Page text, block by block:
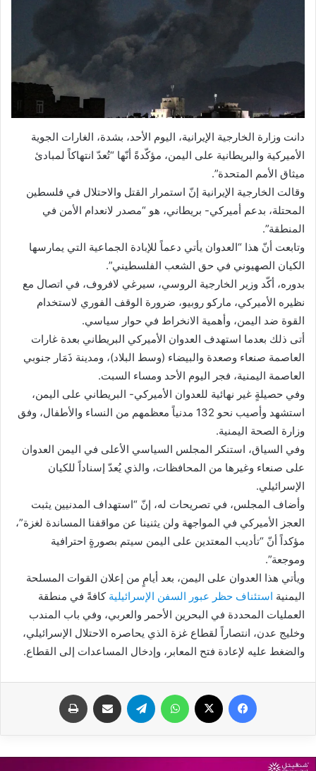
دانت وزارة الخارجية الإيرانية، اليوم الأحد، بشدة، الغارات الجوية
الأميركية والبريطانية على اليمن، مؤكّدةً أنّها “تُعدّ انتهاكاً لمبادئ
ميثاق الأمم المتحدة”.
وقالت الخارجية الإيرانية إنّ استمرار القتل والاحتلال في فلسطين
المحتلة، بدعم أميركي- بريطاني، هو “مصدر لانعدام الأمن في
المنطقة”.
وتابعت أنّ هذا “العدوان يأتي دعماً للإبادة الجماعية التي يمارسها
الكيان الصهيوني في حق الشعب الفلسطيني”.
بدوره، أكّد وزير الخارجية الروسي، سيرغي لافروف، في اتصال مع
نظيره الأميركي، ماركو روبيو، ضرورة الوقف الفوري لاستخدام
القوة ضد اليمن، وأهمية الانخراط في حوار سياسي.
أتى ذلك بعدما استهدف العدوان الأميركي البريطاني بعدة غارات
العاصمة صنعاء وصعدة والبيضاء (وسط البلاد)، ومدينة ذَمَار جنوبي
العاصمة اليمنية، فجر اليوم الأحد ومساء السبت.
وفي حصيلةٍ غير نهائية للعدوان الأميركي- البريطاني على اليمن،
استشهد وأصيب نحو 132 مدنياً معظمهم من النساء والأطفال، وفق
وزارة الصحة اليمنية.
وفي السياق، استنكر المجلس السياسي الأعلى في اليمن العدوان
على صنعاء وغيرها من المحافظات، والذي يُعدّ إسناداً للكيان
الإسرائيلي.
وأضاف المجلس، في تصريحات له، إنّ “استهداف المدنيين يثبت
العجز الأميركي في المواجهة ولن يثنينا عن مواقفنا المساندة لغزة”،
مؤكداً أنّ “تأديب المعتدين على اليمن سيتم بصورةٍ احترافية
وموجعة”.
ويأتي هذا العدوان على اليمن، بعد أيامٍ من إعلان القوات المسلحة
اليمنية استئناف حظر عبور السفن الإسرائيلية كافةً في منطقة
العمليات المحددة في البحرين الأحمر والعربي، وفي باب المندب
وخليج عدن، انتصاراً لقطاع غزة الذي يحاصره الاحتلال الإسرائيلي،
والضغط عليه لإعادة فتح المعابر، وإدخال المساعدات إلى القطاع.
فيسبوك واتساب تيلقرام مشاركة عبر البريد